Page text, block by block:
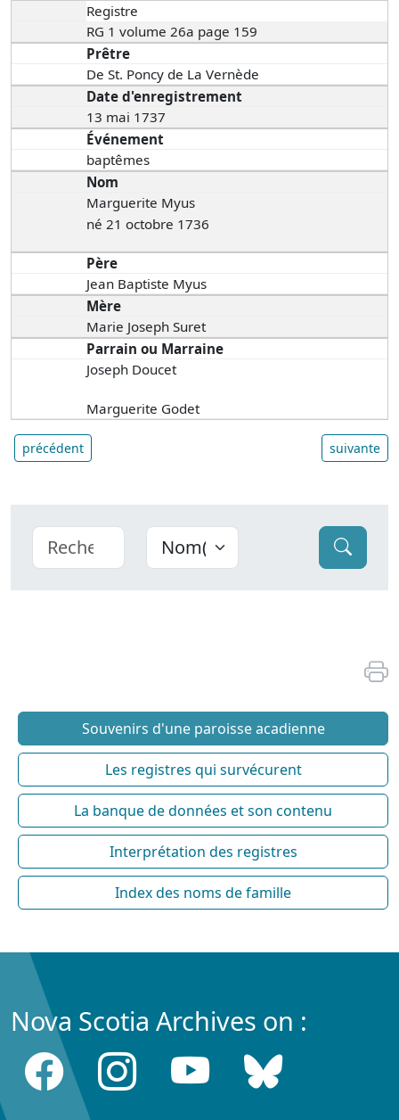
Registre
RG 1 volume 26a page 159
Prêtre
De St. Poncy de La Vernède
Date d'enregistrement
13 mai 1737
Événement
baptêmes
Nom
Marguerite Myus
né 21 octobre 1736
Père
Jean Baptiste Myus
Mère
Marie Joseph Suret
Parrain ou Marraine
Joseph Doucet
Marguerite Godet
précédent suivante
Souvenirs d'une paroisse acadienne
Les registres qui survécurent
La banque de données et son contenu
Interprétation des registres
Index des noms de famille
Nova Scotia Archives on :